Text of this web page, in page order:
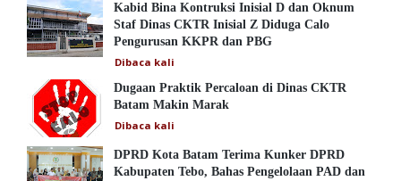
Kabid Bina Kontruksi Inisial D dan Oknum
Staf Dinas CKTR Inisial Z Diduga Calo
Pengurusan KKPR dan PBG
Dibaca kali
Dugaan Praktik Percaloan di Dinas CKTR
Batam Makin Marak
Dibaca kali
DPRD Kota Batam Terima Kunker DPRD
Kabupaten Tebo, Bahas Pengelolaan PAD dan